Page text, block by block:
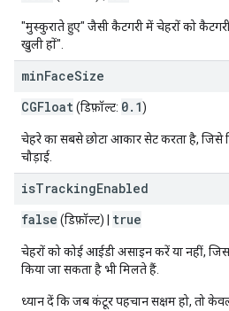
"मुस्कुराते हुए" जैसी कैटगरी में चेहरों को
खुली हों".
minFaceSize
CGFloat(डिफ़ॉल्ट: 0. 1)
चेहरे का सबसे छोटा आकार सेट करता है, जिसे
चौड़ाई.
isTrackingEnabled
false (डिफ़ॉल्ट) | true
चेहरों को कोई आईडी असाइन करें या नहीं,
किया जा सकता है भी मिलते हैं.
ध्यान दें कि जब कंटूर पहचान सक्षम हो, तो